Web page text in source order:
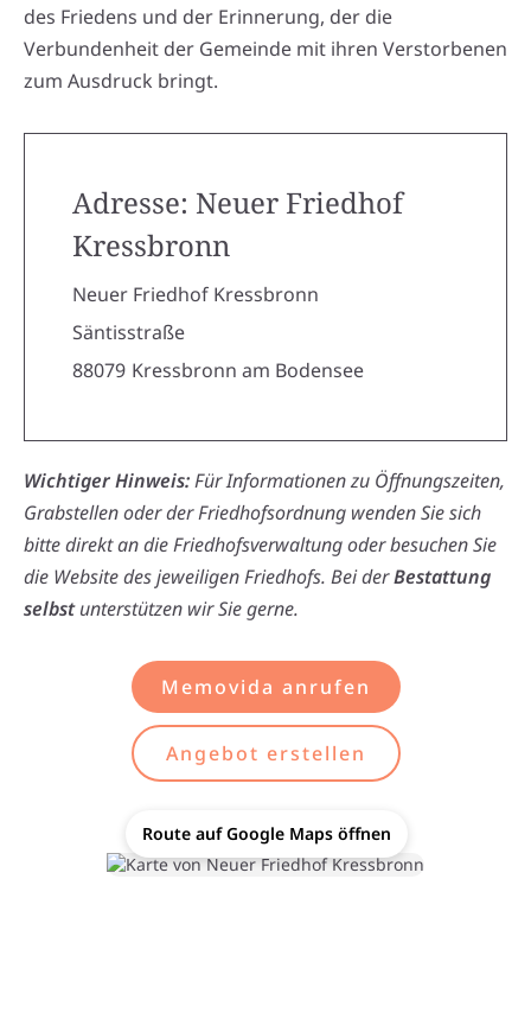
des Friedens und der Erinnerung, der die
Verbundenheit der Gemeinde mit ihren Verstorbenen
zum Ausdruck bringt.
Adresse: Neuer Friedhof
Kressbronn
Neuer Friedhof Kressbronn
Säntisstraße
88079 Kressbronn am Bodensee
Wichtiger Hinweis:Für Informationen zu Öffnungszeiten,
Grabstellen oder der Friedhofsordnung wenden Sie sich
bitte direkt an die Friedhofsverwaltung oder besuchen Sie
die Website des jeweiligen Friedhofs. Bei derBestattung
selbstunterstützen wir Sie gerne.
Memovida anrufen
Angebot erstellen
Route auf Google Maps öffnen